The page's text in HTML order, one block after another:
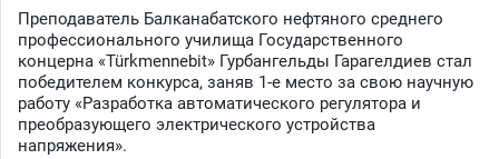
Преподаватель Балканабатского нефтяного среднего
профессионального училища Государственного
концерна «Türkmennebit» Гурбангельды Гарагелдиев стал
победителем конкурса, заняв 1-е место за свою научную
работу «Разработка автоматического регулятора и
преобразующего электрического устройства
напряжения».